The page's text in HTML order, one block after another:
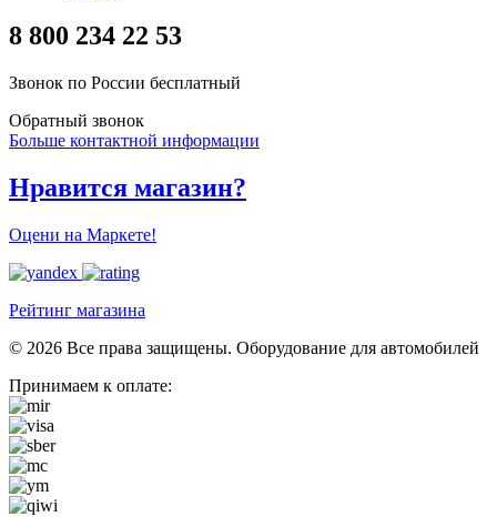
8 800 234 22 53
Звонок по России бесплатный
Обратный звонок
Больше контактной информации
Нравится магазин?
Оцени на Маркете!
Рейтинг магазина
© 2026 Все права защищены. Оборудование для автомобилей
Принимаем к оплате: